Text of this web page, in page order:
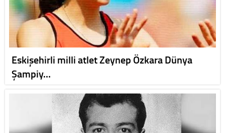
Eskişehirli milli atlet Zeynep Özkara Dünya
Şampiy…